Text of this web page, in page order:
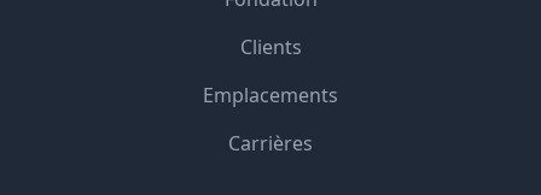
Clients
Emplacements
Carrières